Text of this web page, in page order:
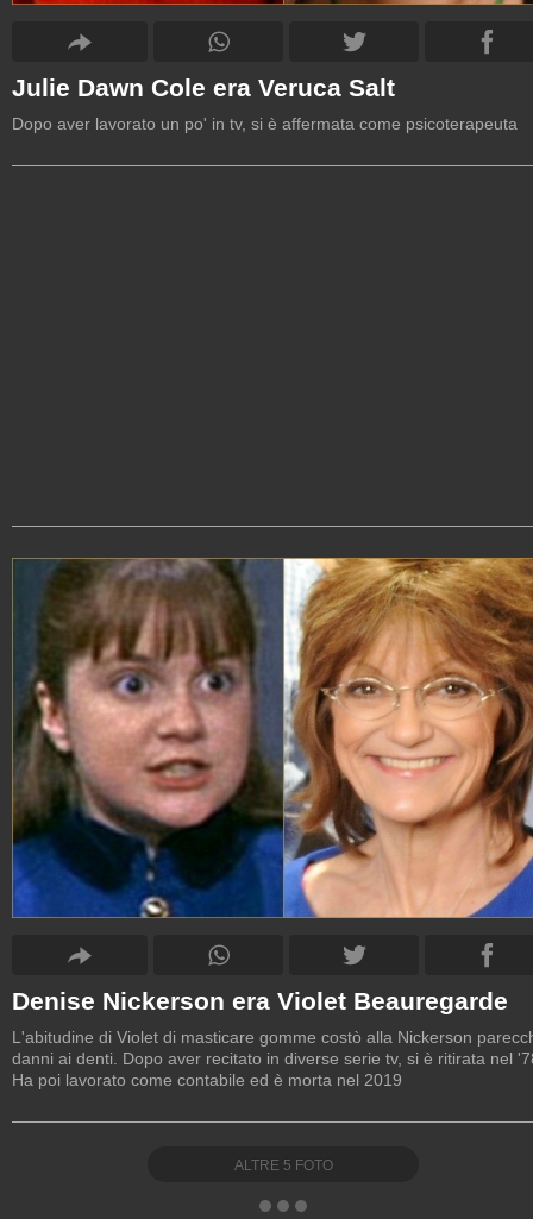
Julie Dawn Cole era Veruca Salt
Dopo aver lavorato un po' in tv, si è affermata come psicoterapeuta
Denise Nickerson era Violet Beauregarde
L'abitudine di Violet di masticare gomme costò alla Nickerson
danni ai denti. Dopo aver recitato in diverse serie tv, si è ritirata nel
Ha poi lavorato come contabile ed è morta nel 2019
ALTRE 5 FOTO